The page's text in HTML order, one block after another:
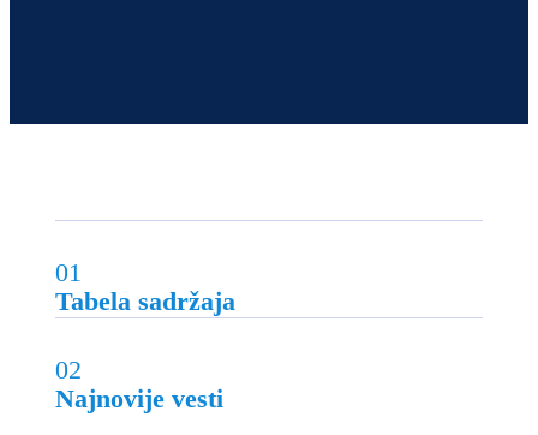
01
Tabela sadržaja
02
Najnovije vesti